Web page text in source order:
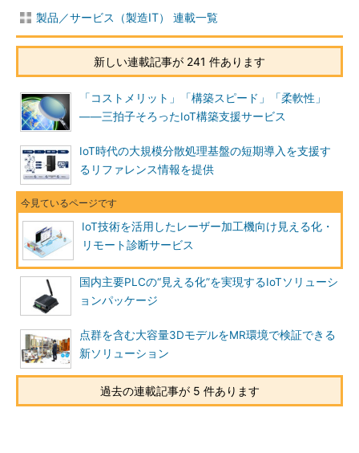
製品／サービス（製造IT） 連載一覧
新しい連載記事が 241 件あります
「コストメリット」「構築スピード」「柔軟性」
――三拍子そろったIoT構築支援サービス
IoT時代の大規模分散処理基盤の短期導入を支援す
るリファレンス情報を提供
IoT技術を活用したレーザー加工機向け見える化・
リモート診断サービス
国内主要PLCの“見える化”を実現するIoTソリューシ
ョンパッケージ
点群を含む大容量3DモデルをMR環境で検証できる
新ソリューション
過去の連載記事が 5 件あります